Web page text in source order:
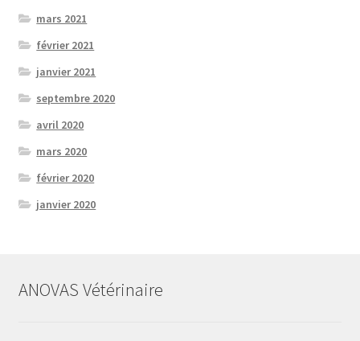
mars 2021
février 2021
janvier 2021
septembre 2020
avril 2020
mars 2020
février 2020
janvier 2020
ANOVAS Vétérinaire